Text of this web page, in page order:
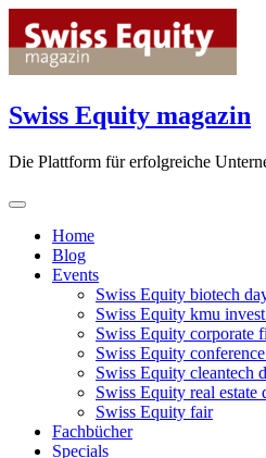
content
Swiss Equity magazin
Die Plattform für erfolgreiche
Home
Blog
Events
Swiss Equity biotech
Swiss Equity kmu
Swiss Equity corporate
Swiss Equity
Swiss Equity cleantech
Swiss Equity real estate
Swiss Equity fair
Fachbücher
Specials